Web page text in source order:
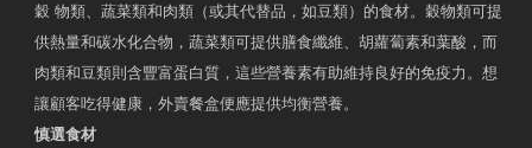
穀 物類、蔬菜類和肉類（或其代替品，如豆類）的食材。穀物類可提
供熱量和碳水化合物，蔬菜類可提供膳食纖維、胡蘿蔔素和葉酸，而
肉類和豆類則含豐富蛋白質，這些營養素有助維持良好的免疫力。想
讓顧客吃得健康，外賣餐盒便應提供均衡營養。
慎選食材